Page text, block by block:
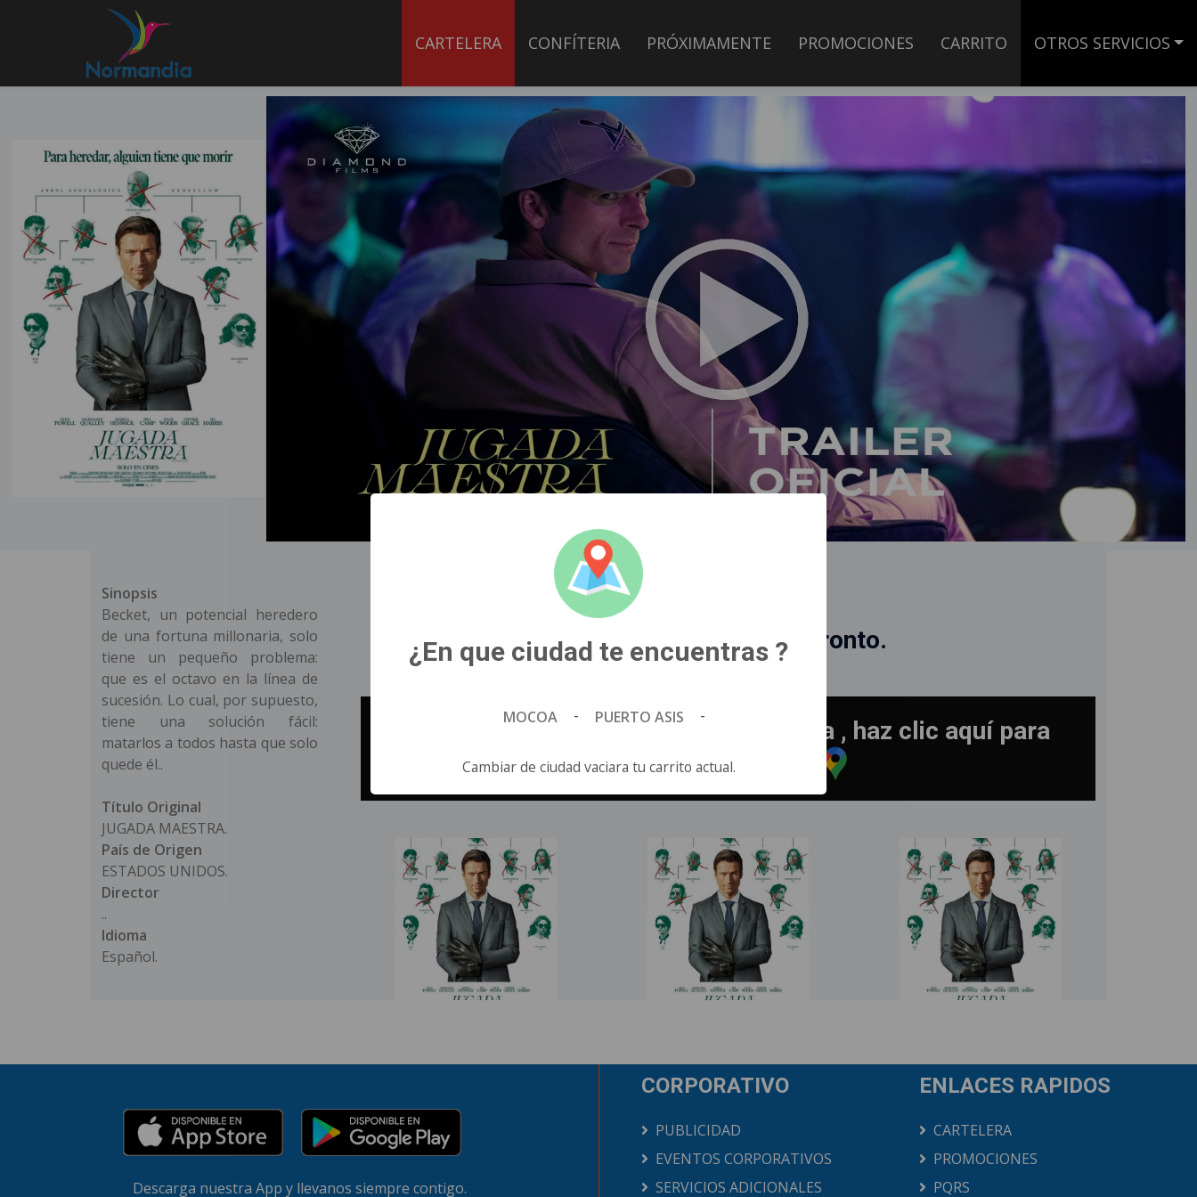
CARTELERA CONFÍTERIA PRÓXIMAMENTE PROMOCIONES CARRITO OTROS SERVICIOS
APTA PARA MAYORES DE 12 AñOS FORMATO 2D
Sinopsis
Becket, un potencial heredero
de una fortuna millonaria, solo
tiene un pequeño problema:
que es el octavo en la línea de
sucesión. Lo cual, por supuesto,
tiene una solución fácil:
matarlos a todos hasta que solo
quede él..
Título Original
JUGADA MAESTRA.
País de Origen
ESTADOS UNIDOS.
Director
..
Idioma
Español.
Espera esta película pronto.
Estas viendo funciones y precios para , haz clic aquí para
cambiar de ciudad
Descarga nuestra App y llevanos siempre contigo.
CORPORATIVO
PUBLICIDAD
EVENTOS CORPORATIVOS
SERVICIOS ADICIONALES
ENLACES RAPIDOS
CARTELERA
PROMOCIONES
PQRS
¿En que ciudad te encuentras ?
MOCOA - PUERTO ASIS -
Cambiar de ciudad vaciara tu carrito actual.